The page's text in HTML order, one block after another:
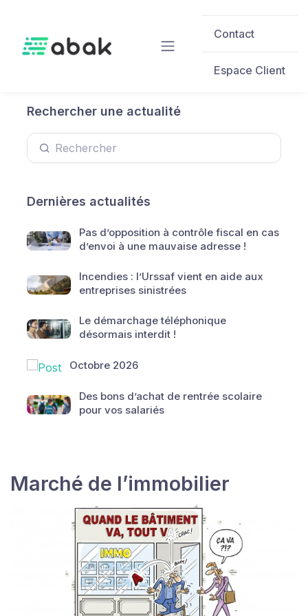
Contact
Espace Client
Rechercher une actualité
Dernières actualités
Pas d’opposition à contrôle fiscal en cas
d’envoi à une mauvaise adresse !
Incendies : l’Urssaf vient en aide aux
entreprises sinistrées
Le démarchage téléphonique
désormais interdit !
Octobre 2026
Des bons d’achat de rentrée scolaire
pour vos salariés
Marché de l’immobilier